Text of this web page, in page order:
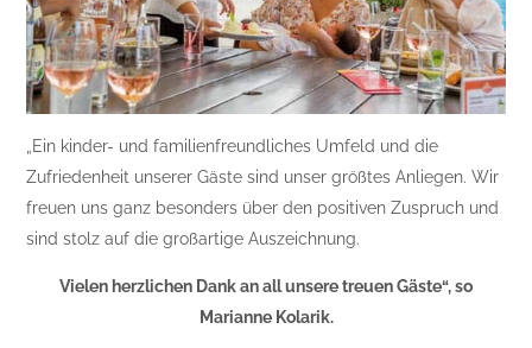
„Ein kinder- und familienfreundliches Umfeld und die
Zufriedenheit unserer Gäste sind unser größtes Anliegen. Wir
freuen uns ganz besonders über den positiven Zuspruch und
sind stolz auf die großartige Auszeichnung.
Vielen herzlichen Dank an all unsere treuen Gäste“, so
Marianne Kolarik.